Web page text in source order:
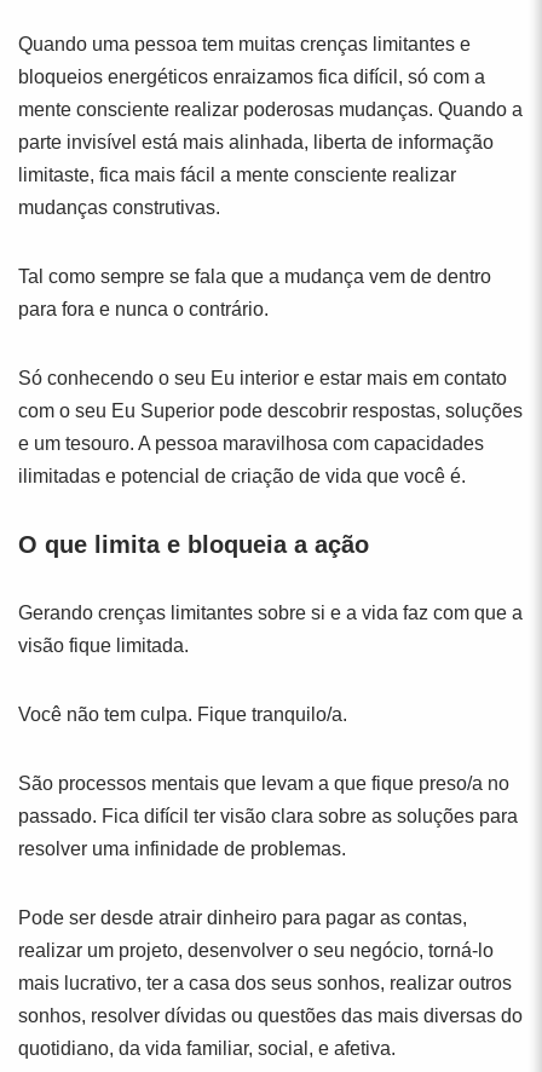
Quando uma pessoa tem muitas crenças limitantes e
bloqueios energéticos enraizamos fica difícil, só com a
mente consciente realizar poderosas mudanças. Quando a
parte invisível está mais alinhada, liberta de informação
limitaste, fica mais fácil a mente consciente realizar
mudanças construtivas.
Tal como sempre se fala que a mudança vem de dentro
para fora e nunca o contrário.
Só conhecendo o seu Eu interior e estar mais em contato
com o seu Eu Superior pode descobrir respostas, soluções
e um tesouro. A pessoa maravilhosa com capacidades
ilimitadas e potencial de criação de vida que você é.
O que limita e bloqueia a ação
Gerando crenças limitantes sobre si e a vida faz com que a
visão fique limitada.
Você não tem culpa. Fique tranquilo/a.
São processos mentais que levam a que fique preso/a no
passado. Fica difícil ter visão clara sobre as soluções para
resolver uma infinidade de problemas.
Pode ser desde atrair dinheiro para pagar as contas,
realizar um projeto, desenvolver o seu negócio, torná-lo
mais lucrativo, ter a casa dos seus sonhos, realizar outros
sonhos, resolver dívidas ou questões das mais diversas do
quotidiano, da vida familiar, social, e afetiva.